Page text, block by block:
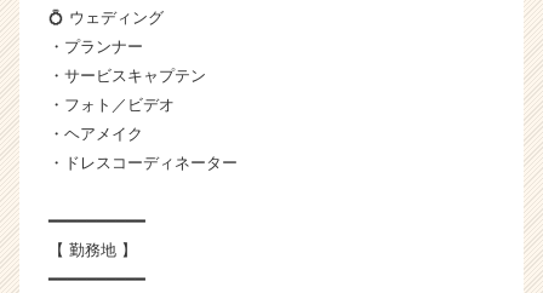
e
💍 ウェディング
・プランナー
・サービスキャプテン
・フォト／ビデオ
・ヘアメイク
・ドレスコーディネーター
━━━━━━━━━━
【 勤務地 】
━━━━━━━━━━